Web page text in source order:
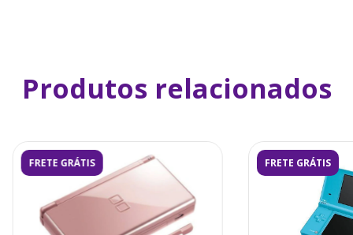
Produtos relacionados
FRETE GRÁTIS FRETE GRÁTIS